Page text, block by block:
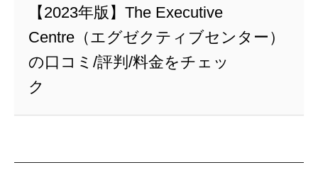
【2023年版】The Executive
Centre（エグゼクティブセンター）
の口コミ/評判/料金をチェッ